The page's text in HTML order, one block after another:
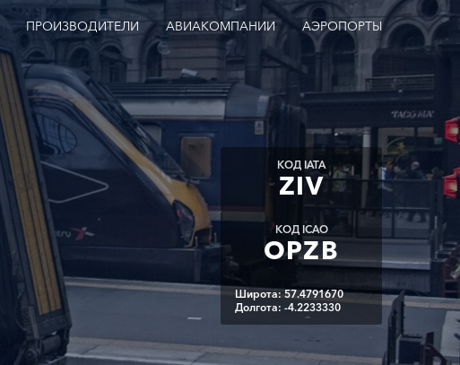
ПРОИЗВОДИТЕЛИ АВИАКОМПАНИИ АЭРОПОРТЫ
КОД IATA
ZIV
КОД ICAO
OPZB
Широта: 57.4791670
Долгота: -4.2233330